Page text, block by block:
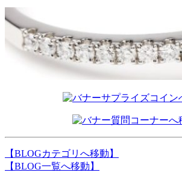
【BLOGカテゴリへ移動 】
【BLOG一覧へ移動 】